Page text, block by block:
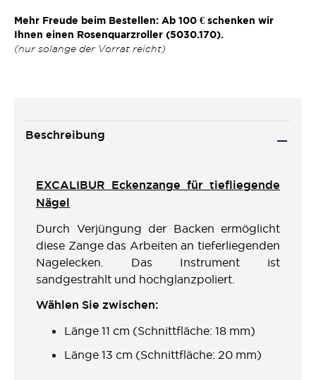
Mehr Freude beim Bestellen: Ab 100 € schenken wir
Ihnen einen Rosenquarzroller (5030.170).
(nur solange der Vorrat reicht)
Beschreibung
EXCALIBUR Eckenzange für tiefliegende
Nägel
Durch Verjüngung der Backen ermöglicht
diese Zange das Arbeiten an tieferliegenden
Nagelecken. Das Instrument ist
sandgestrahlt und hochglanzpoliert.
Wählen Sie zwischen:
Länge 11 cm (Schnittfläche: 18 mm)
Länge 13 cm (Schnittfläche: 20 mm)